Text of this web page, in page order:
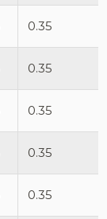
0.35
0.35
0.35
0.35
0.35